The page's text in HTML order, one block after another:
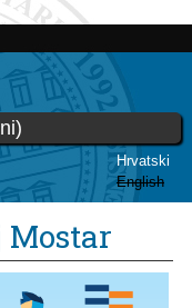
Hrvatski
English